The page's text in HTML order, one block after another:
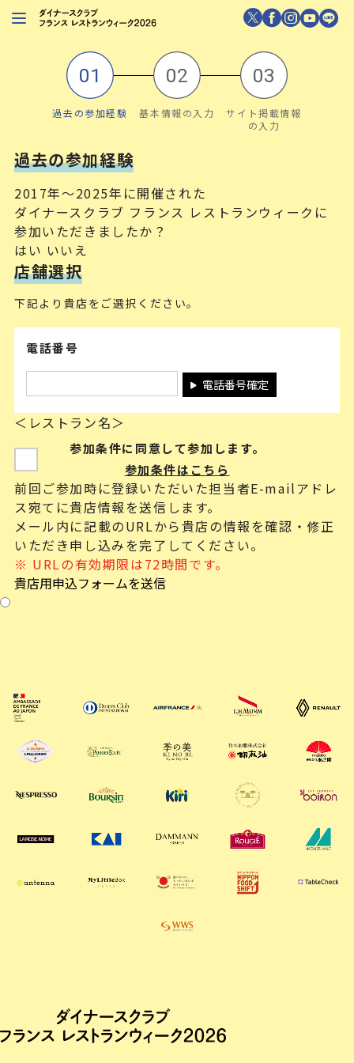
レストランを探す
特別イベント
ニュース
店舗/プレス向け
ダイナースクラブ 会員限定特典
過去の参加経験 基本情報の入力
サイト掲載情報
の入力
過去の参加経験
2017年〜2025年に開催された
ダイナースクラブ フランス レストランウィークに
参加いただきましたか？
はい いいえ
店舗選択
下記より貴店をご選択ください。
電話番号
電話番号確定
＜レストラン名＞
参加条件に同意して参加します。
参加条件はこちら
前回ご参加時に登録いただいた担当者E-mailアドレ
ス宛てに貴店情報を送信します。
メール内に記載のURLから貴店の情報を確認・修正
いただき申し込みを完了してください。
※ URLの有効期限は72時間です。
貴店用申込フォームを送信